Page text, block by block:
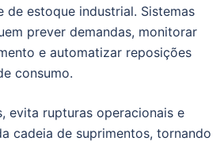
estoque industrial. Sistemas
prever demandas, monitorar
e automatizar reposições
consumo.
evita rupturas operacionais e
cadeia de suprimentos, tornando